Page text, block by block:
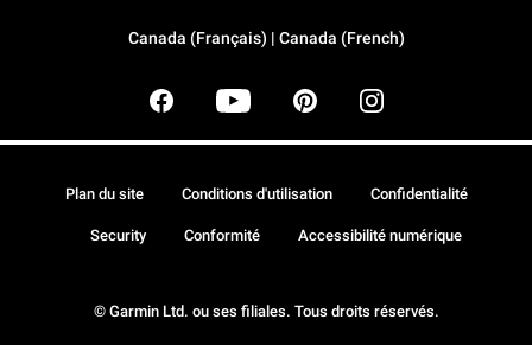
Canada (Français) | Canada (French)
© Garmin Ltd. ou ses filiales. Tous droits réservés.
Plan du site Conditions d'utilisation Confidentialité
Security Conformité Accessibilité numérique